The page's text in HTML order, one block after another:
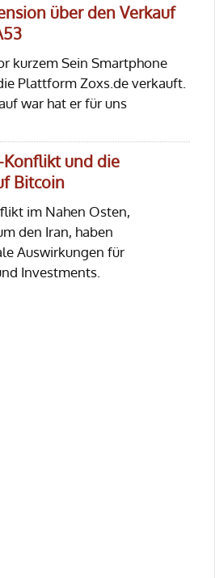
über den Verkauf
kurzem Sein Smartphone
Plattform Zoxs.de verkauft.
war hat er für uns
Konflikt und die
Bitcoin
im Nahen Osten,
den Iran, haben
Auswirkungen für
Investments.